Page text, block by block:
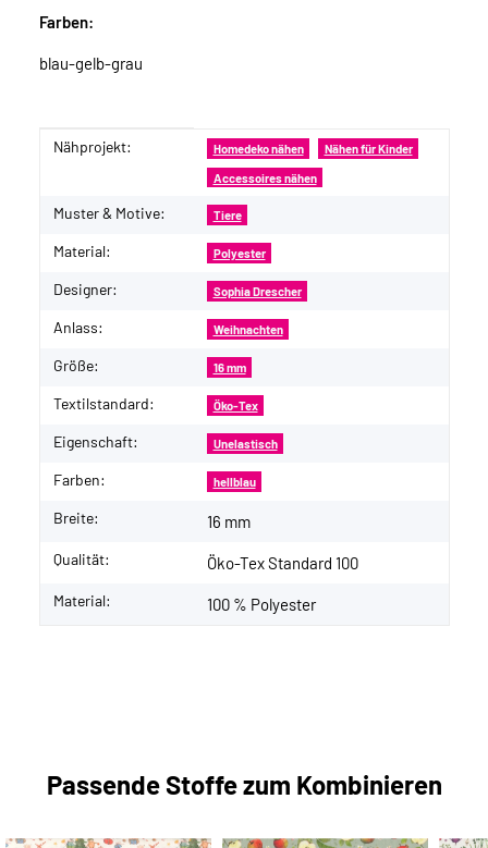
Farben:
blau-gelb-grau
Produkteigenschaft
Wert
Nähprojekt: Homedeko nähen Nähen für Kinder
Accessoires nähen
Muster & Motive: Tiere
Material: Polyester
Designer: Sophia Drescher
Anlass: Weihnachten
Größe: 16 mm
Textilstandard: Öko-Tex
Eigenschaft: Unelastisch
Farben: hellblau
Breite: 16 mm
Qualität: Öko-Tex Standard 100
Material: 100 % Polyester
Passende Stoffe zum Kombinieren